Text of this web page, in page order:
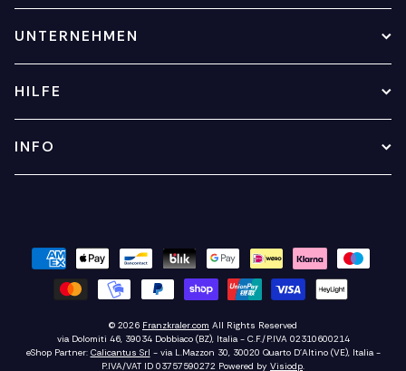
UNTERNEHMEN
HILFE
INFO
© 2026 Franzkraler.com All Rights Reserved
via Dolomiti 46, 39034 Dobbiaco (BZ), Italia - C.F./P.IVA 02310600214
eShop Partner: Calicantus Srl - via L.Mazzon 30, 30020 Quarto D'Altino (VE), Italia -
P.IVA/VAT ID 03757590272 Powered by Visiodp.